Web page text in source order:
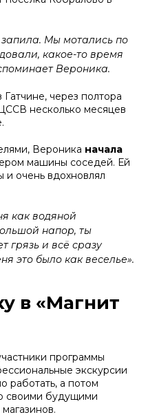
Мы мотались по
какое-то время
Вероника.
через полтора
несколько месяцев
Вероника начала
машины соседей. Ей
и очень вдохновлял
как водяной
напор, ты
грязь и всё сразу
это было как веселье».
в «Магнит
программы
экскурсии
работать, а потом
своими будущими